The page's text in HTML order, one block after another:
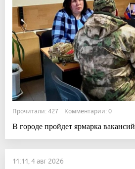
Прочитали: 427 Комментарии: 0
В городе пройдет ярмарка вакансий
11:11, 4 авг 2026